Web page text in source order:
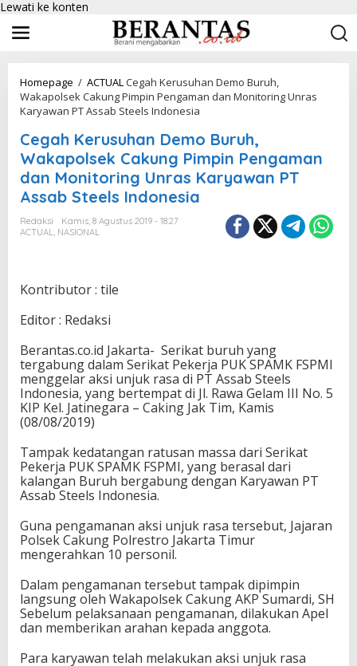
Lewati ke konten
Homepage / ACTUALCegah Kerusuhan Demo Buruh,
Wakapolsek Cakung Pimpin Pengaman dan Monitoring Unras
Karyawan PT Assab Steels Indonesia
Cegah Kerusuhan Demo Buruh,
Wakapolsek Cakung Pimpin Pengaman
dan Monitoring Unras Karyawan PT
Assab Steels Indonesia
Redaksi
Kamis, 8 Agustus 2019 - 18:27
ACTUAL, NASIONAL
Kontributor : tile
Editor : Redaksi
Berantas.co.id Jakarta- Serikat buruh yang
tergabung dalam Serikat Pekerja PUK SPAMK FSPMI
menggelar aksi unjuk rasa di PT Assab Steels
Indonesia, yang bertempat di Jl. Rawa Gelam III No. 5
KIP Kel. Jatinegara – Caking Jak Tim, Kamis
(08/08/2019)
Tampak kedatangan ratusan massa dari Serikat
Pekerja PUK SPAMK FSPMI, yang berasal dari
kalangan Buruh bergabung dengan Karyawan PT
Assab Steels Indonesia.
Guna pengamanan aksi unjuk rasa tersebut, Jajaran
Polsek Cakung Polrestro Jakarta Timur
mengerahkan 10 personil.
Dalam pengamanan tersebut tampak dipimpin
langsung oleh Wakapolsek Cakung AKP Sumardi, SH
Sebelum pelaksanaan pengamanan, dilakukan Apel
dan memberikan arahan kepada anggota.
Para karyawan telah melakukan aksi unjuk rasa